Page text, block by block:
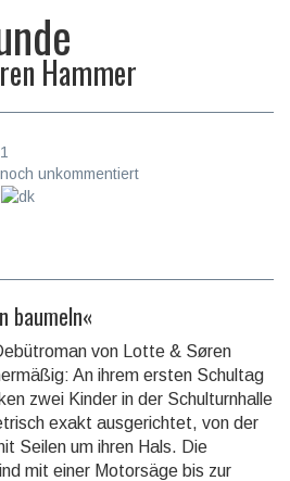
Hammer
noch unkommentiert
baumeln«
von Lotte & Søren
An ihrem ersten Schultag
zwei Kinder in der Schulturnhalle
exakt ausgerichtet, von der
Seilen um ihren Hals. Die
mit einer Motorsäge bis zur